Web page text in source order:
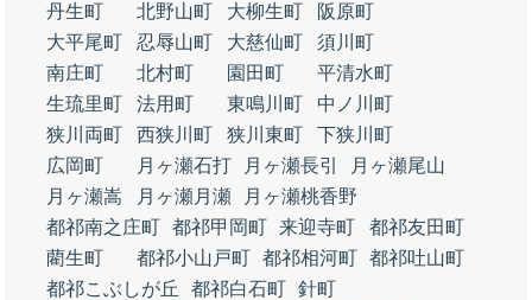
丹生町
北野山町 大柳生町
阪原町
大平尾町
忍辱山町 大慈仙町
須川町
南庄町
北村町 園田町
平清水町
生琉里町
法用町 東鳴川町
中ノ川町
狭川両町
西狭川町 狭川東町
下狭川町
広岡町
月ヶ瀬石打 月ヶ瀬長引
月ヶ瀬尾山
月ヶ瀬嵩
月ヶ瀬月瀬
月ヶ瀬桃香野
都祁南之庄町 都祁甲岡町 来迎寺町
都祁友田町
藺生町
都祁小山戸町 都祁相河町 都祁吐山町
都祁こぶしが丘
都祁白石町 針町